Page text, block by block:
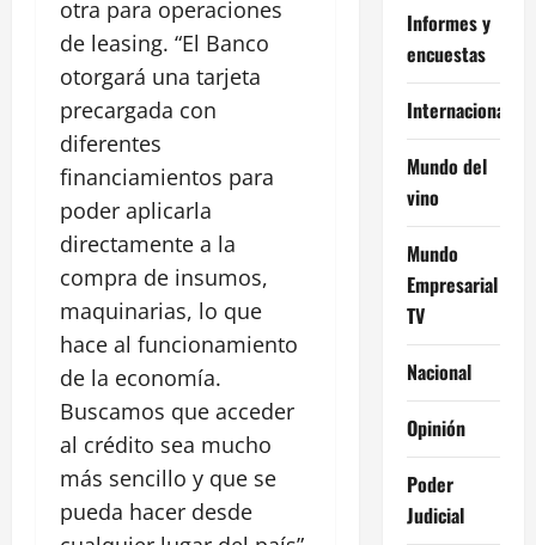
otra para operaciones
de leasing. “El Banco
otorgará una tarjeta
precargada con
diferentes
financiamientos para
poder aplicarla
directamente a la
compra de insumos,
maquinarias, lo que
hace al funcionamiento
de la economía.
Buscamos que acceder
al crédito sea mucho
más sencillo y que se
pueda hacer desde
Informes y
encuestas
Internacional
Mundo del
vino
Mundo
Empresarial
TV
Nacional
Opinión
Poder
Judicial